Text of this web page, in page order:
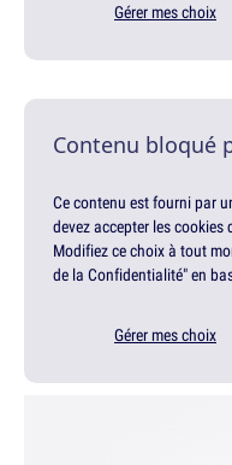
Gérer mes choix
Contenu bloqué
Ce contenu est fourni par
devez accepter les
Modifiez ce choix à tout
de la Confidentialité" en
Gérer mes choix